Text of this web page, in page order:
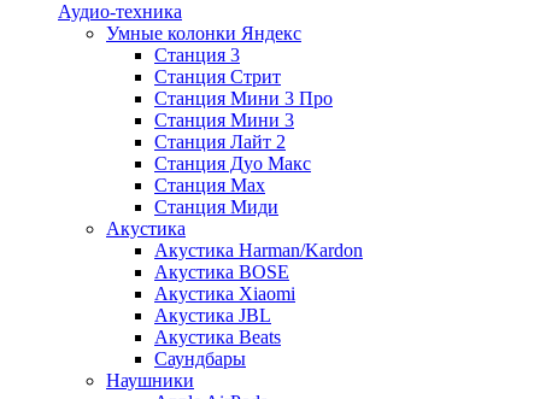
Аудио-техника
Умные колонки Яндекс
Станция 3
Станция Стрит
Станция Мини 3 Про
Станция Мини 3
Станция Лайт 2
Станция Дуо Макс
Станция Max
Станция Миди
Акустика
Акустика Harman/Kardon
Акустика BOSE
Акустика Xiaomi
Акустика JBL
Акустика Beats
Саундбары
Наушники